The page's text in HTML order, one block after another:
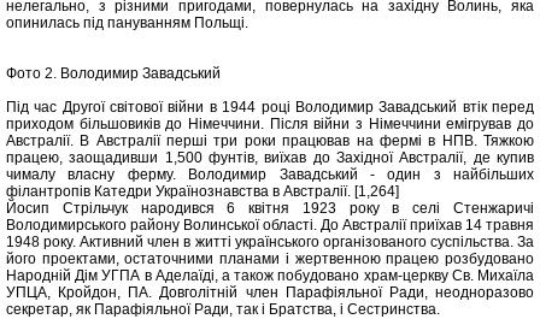
нелегально, з різними пригодами, повернулась на західну Волинь, яка
опинилась під пануванням Польщі.
Фото 2. Володимир Завадський
Під час Другої світової війни в 1944 році Володимир Завадський втік перед
приходом більшовиків до Німеччини. Після війни з Німеччини емігрував до
Австралії. В Австралії перші три роки працював на фермі в НПВ. Тяжкою
працею, заощадивши 1,500 фунтів, виїхав до Західної Австралії, де купив
чималу власну ферму. Володимир Завадський - один з найбільших
філантропів Катедри Українознавства в Австралії. [1,264]
Йосип Стрільчук народився 6 квітня 1923 року в селі Стенжаричі
Володимирського району Волинської області. До Австралії приїхав 14 травня
1948 року. Активний член в житті українського організованого суспільства. За
його проектами, остаточними планами і жертвенною працею розбудовано
Народній Дім УГПА в Аделаїді, а також побудовано храм-церкву Св. Михаїла
УПЦА, Кройдон, ПА. Довголітній член Парафіяльної Ради, неодноразово
секретар, як Парафіяльної Ради, так і Братства, і Сестринства.